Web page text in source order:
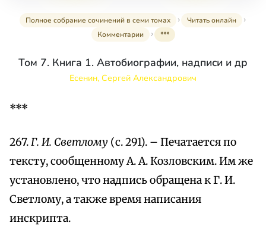
Полное собрание сочинений в семи томах
Читать онлайн
Комментарии
***
Том 7. Книга 1. Автобиографии, надписи и др
Есенин, Сергей Александрович
***
267.Г. И. Светлому (с. 291). – Печатается по
тексту, сообщенному А. А. Козловским. Им же
установлено, что надпись обращена к Г. И.
Светлому, а также время написания
инскрипта.